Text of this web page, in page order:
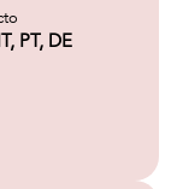
PT, DE